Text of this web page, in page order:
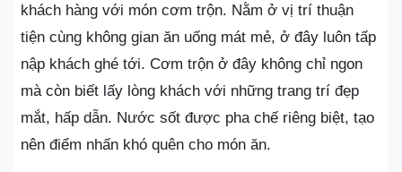
khách hàng với món cơm trộn. Nằm ở vị trí thuận
tiện cùng không gian ăn uống mát mẻ, ở đây luôn tấp
nập khách ghé tới. Cơm trộn ở đây không chỉ ngon
mà còn biết lấy lòng khách với những trang trí đẹp
mắt, hấp dẫn. Nước sốt được pha chế riêng biệt, tạo
nên điểm nhấn khó quên cho món ăn.